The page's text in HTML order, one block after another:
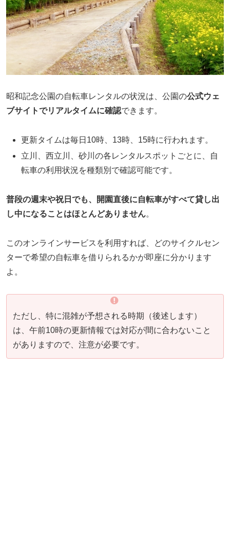
昭和記念公園の自転車レンタルの状況は、公園の公式ウェ
ブサイトでリアルタイムに確認できます。
更新タイムは毎日10時、13時、15時に行われます。
立川、西立川、砂川の各レンタルスポットごとに、自
転車の利用状況を種類別で確認可能です。
普段の週末や祝日でも、開園直後に自転車がすべて貸し出
し中になることはほとんどありません。
このオンラインサービスを利用すれば、どのサイクルセン
ターで希望の自転車を借りられるかが即座に分かります
よ。
ただし、特に混雑が予想される時期（後述します）
は、午前10時の更新情報では対応が間に合わないこと
がありますので、注意が必要です。